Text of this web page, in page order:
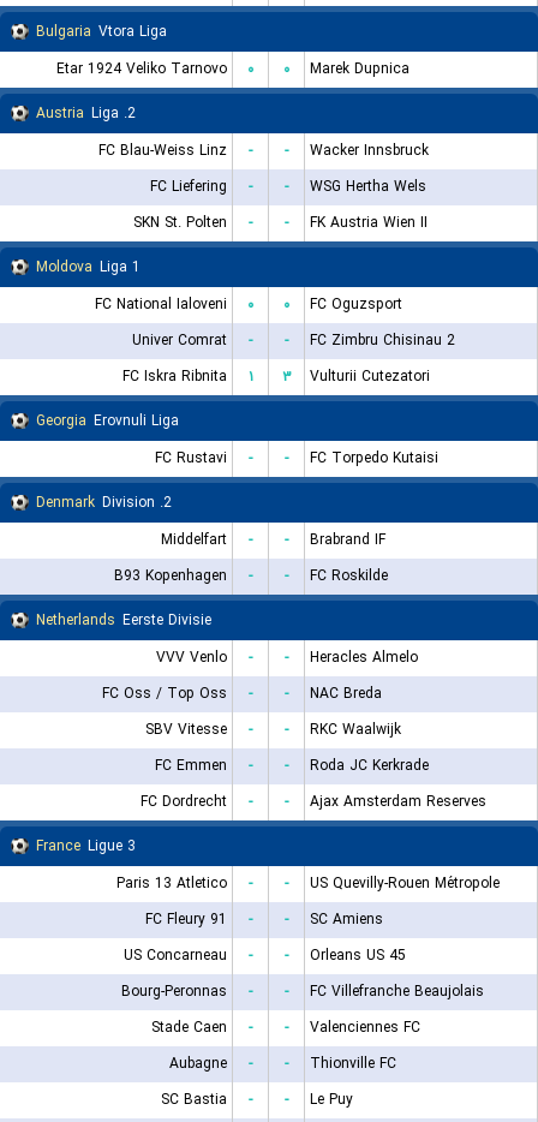
Bulgaria Vtora Liga
Etar 1924 Veliko Tarnovo
۰ ۰
Marek Dupnica
Austria
2. Liga
FC Blau-Weiss Linz
- -
Wacker Innsbruck
FC Liefering
- -
WSG Hertha Wels
SKN St. Polten
- -
FK Austria Wien II
Moldova Liga 1
FC National Ialoveni
۰ ۰
FC Oguzsport
Univer Comrat
- -
FC Zimbru Chisinau 2
FC Iskra Ribnita
۱ ۳
Vulturii Cutezatori
Georgia Erovnuli Liga
FC Rustavi
- -
FC Torpedo Kutaisi
Denmark
2. Division
Middelfart
- -
Brabrand IF
B93 Kopenhagen
- -
FC Roskilde
Netherlands Eerste Divisie
VVV Venlo
- -
Heracles Almelo
FC Oss / Top Oss
- -
NAC Breda
SBV Vitesse
- -
RKC Waalwijk
FC Emmen
- -
Roda JC Kerkrade
FC Dordrecht
- -
Ajax Amsterdam Reserves
France Ligue 3
Paris 13 Atletico
- -
US Quevilly-Rouen Métropole
FC Fleury 91
- -
SC Amiens
US Concarneau
- -
Orleans US 45
Bourg-Peronnas
- -
FC Villefranche Beaujolais
Stade Caen
- -
Valenciennes FC
Aubagne
- -
Thionville FC
SC Bastia
- - Le Puy